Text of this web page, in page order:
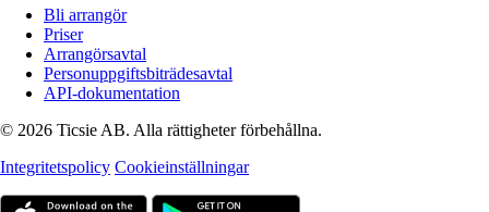
Bli arrangör
Priser
Arrangörsavtal
Personuppgiftsbiträdesavtal
API-dokumentation
© 2026 Ticsie AB. Alla rättigheter förbehållna.
Integritetspolicy Cookieinställningar